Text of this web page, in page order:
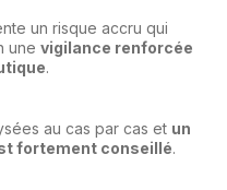
un risque accru qui
une vigilance renforcée
.
au cas par cas et un
fortement conseillé.